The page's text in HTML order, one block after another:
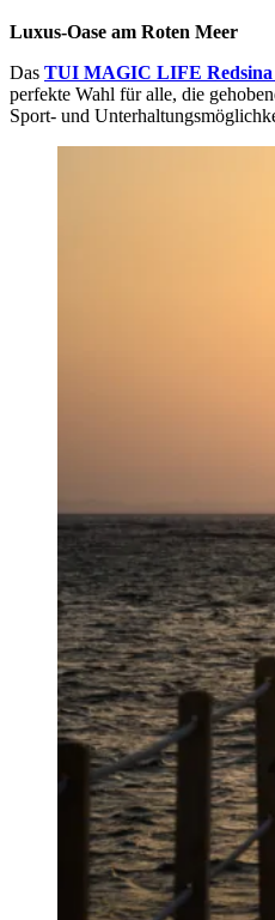
Luxus-Oase am Roten Meer
Das TUI MAGIC LIFE Redsina
perfekte Wahl für alle, die
Sport- und